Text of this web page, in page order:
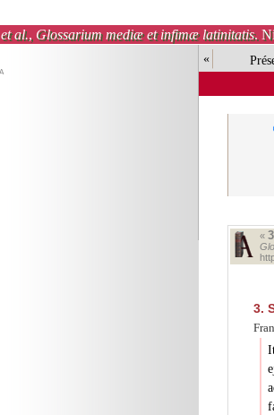
et al., Glossarium mediæ et infimæ latinitatis.
«
«
3.